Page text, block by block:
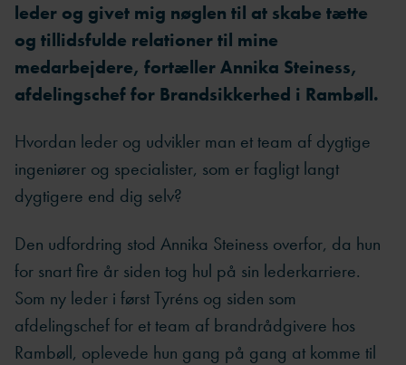
leder og givet mig nøglen til at skabe tætte
og tillidsfulde relationer til mine
medarbejdere, fortæller Annika Steiness,
afdelingschef for Brandsikkerhed i Rambøll.
Hvordan leder og udvikler man et team af dygtige
ingeniører og specialister, som er fagligt langt
dygtigere end dig selv?
Den udfordring stod Annika Steiness overfor, da hun
for snart fire år siden tog hul på sin lederkarriere.
Som ny leder i først Tyréns og siden som
afdelingschef for et team af brandrådgivere hos
Rambøll, oplevede hun gang på gang at komme til